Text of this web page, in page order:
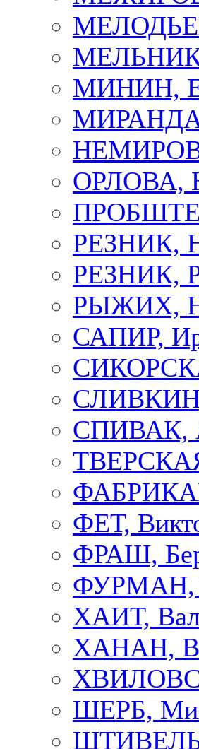
МЕЛЬНИК,
МИНИН,
ОРЛОВА,
РЕЗНИК,
РЕЗНИК,
РЫЖИХ,
САПИР,
СПИВАК,
ФЕТ,
ФРАШ,
ФУРМАН,
ХАИТ,
ХАНАН,
ШЕРБ,